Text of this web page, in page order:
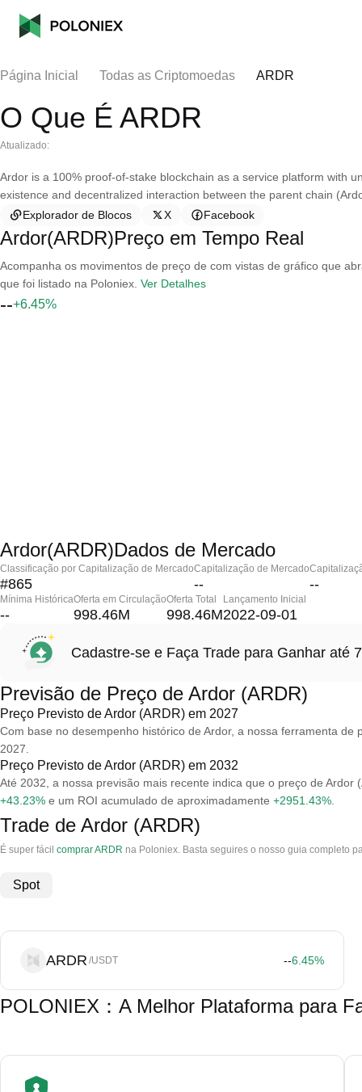
Página Inicial Todas as Criptomoedas ARDR
O Que É ARDR
Atualizado:
Ardor is a 100% proof-of-stake blockchain as a service platform with
existence and decentralized interaction between the parent chain
Explorador de Blocos
X Facebook
Ardor(ARDR)Preço em Tempo Real
Acompanha os movimentos de preço de com vistas de gráfico que
que foi listado na Poloniex. Ver Detalhes
--+6.45%
Ardor(ARDR)Dados de Mercado
Classificação por Capitalização de Mercado
#865
Capitalização de Mercado
-- --
Mínima Histórica
--
Oferta em Circulação
998.46M
Oferta Total
998.46M
Lançamento Inicial
2022-09-01
Cadastre-se e Faça Trade para Ganhar até
Previsão de Preço de Ardor (ARDR)
Preço Previsto de Ardor (ARDR) em 2027
Com base no desempenho histórico de Ardor, a nossa ferramenta
2027.
Preço Previsto de Ardor (ARDR) em 2032
Até 2032, a nossa previsão mais recente indica que o preço de Ardor
+43.23% e um ROI acumulado de aproximadamente +2951.43%
Trade de Ardor (ARDR)
É super fácil comprar ARDR na Poloniex. Basta seguires o nosso guia completo
Spot
ARDR /USDT --6.45%
POLONIEX：A Melhor Plataforma para